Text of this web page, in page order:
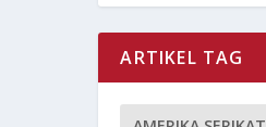
ARTIKEL TAG